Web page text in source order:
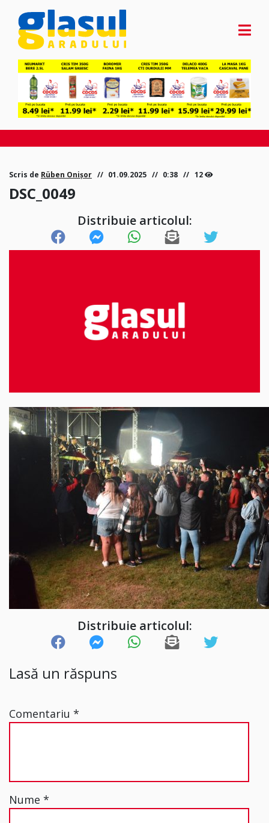
Scris de Rüben Onișor 01.09.2025 0:38 12
DSC_0049
Distribuie articolul:
Distribuie articolul:
Lasă un răspuns
Comentariu *
Nume *